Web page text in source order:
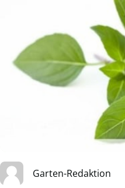
Garten-Redaktion